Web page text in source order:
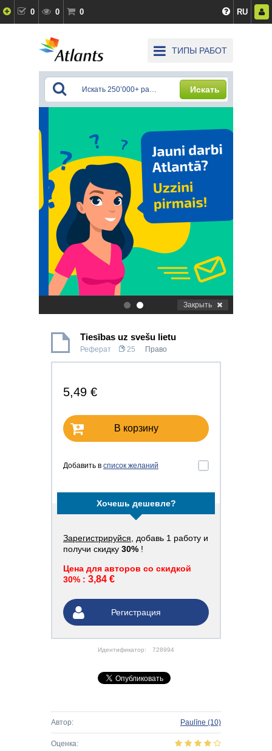
0 0 0 RU
ТИПЫ РАБОТ
Искать
. Закрыть
Tiesības uz svešu lietu
Реферат 25 Право
5,49 €
В корзину
Добавить в список желаний
Хочешь дешевле?
Зарегистрируйся , добавь 1 работу и
получи скидку 30% !
Цена для авторов со скидкой
30% : 3,84 €
Регистрация
Идентификатор: 728994
Автор: Paulīne (10)
Оценка: